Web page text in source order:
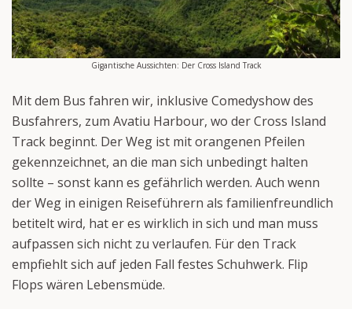
Gigantische Aussichten: Der Cross Island Track
Mit dem Bus fahren wir, inklusive Comedyshow des
Busfahrers, zum Avatiu Harbour, wo der Cross Island
Track beginnt. Der Weg ist mit orangenen Pfeilen
gekennzeichnet, an die man sich unbedingt halten
sollte – sonst kann es gefährlich werden. Auch wenn
der Weg in einigen Reiseführern als familienfreundlich
betitelt wird, hat er es wirklich in sich und man muss
aufpassen sich nicht zu verlaufen. Für den Track
empfiehlt sich auf jeden Fall festes Schuhwerk. Flip
Flops wären Lebensmüde.